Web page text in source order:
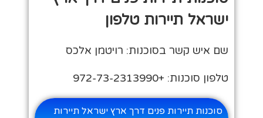
ישראל תיירות טלפון
שם איש קשר בסוכנות: רויטמן אלכס
טלפון סוכנות: +972-73-2313990
סוכנות תיירות פנים דרך ארץ ישראל תיירות